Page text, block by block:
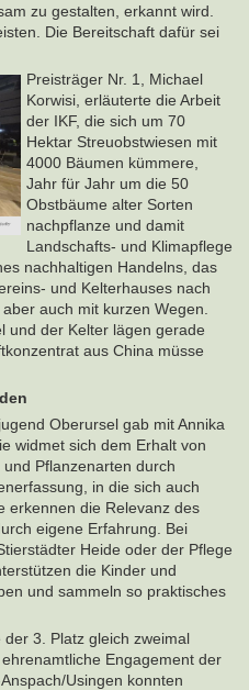
zu gestalten, erkannt wird.
Die Bereitschaft dafür sei
Preisträger Nr. 1, Michael
Korwisi, erläuterte die Arbeit
der IKF, die sich um 70
Hektar Streuobstwiesen mit
4000 Bäumen kümmere,
Jahr für Jahr um die 50
Obstbäume alter Sorten
nachpflanze und damit
Landschafts- und Klimapflege
nachhaltigen Handelns, das
und Kelterhauses nach
auch mit kurzen Wegen.
und der Kelter lägen gerade
aus China müsse
Oberursel gab mit Annika
widmet sich dem Erhalt von
Pflanzenarten durch
in die sich auch
erkennen die Relevanz des
eigene Erfahrung. Bei
Heide oder der Pflege
die Kinder und
und sammeln so praktisches
3. Platz gleich zweimal
Engagement der
Usingen konnten